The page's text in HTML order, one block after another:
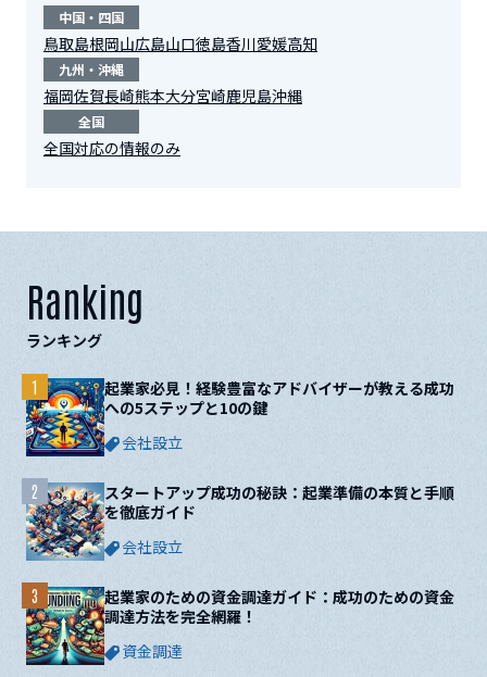
中国・四国
鳥取島根岡山広島山口徳島香川愛媛高知
九州・沖縄
福岡佐賀長崎熊本大分宮崎鹿児島沖縄
全国
全国対応の情報のみ
Ranking
ランキング
起業家必見！経験豊富なアドバイザーが教える成功
への5ステップと10の鍵
会社設立
1
スタートアップ成功の秘訣：起業準備の本質と手順
を徹底ガイド
会社設立
2
起業家のための資金調達ガイド：成功のための資金
調達方法を完全網羅！
資金調達
3